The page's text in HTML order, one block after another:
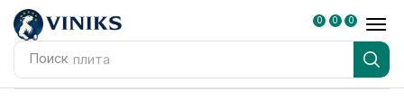
Поиск плита
0 0 0